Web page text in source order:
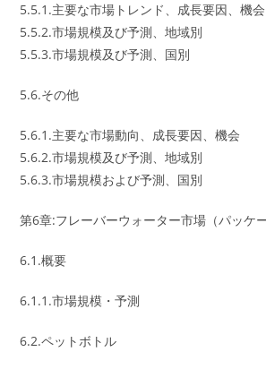
5.5.1.主要な市場トレンド、成長要因、機会
5.5.2.市場規模及び予測、地域別
5.5.3.市場規模及び予測、国別
5.6.その他
5.6.1.主要な市場動向、成長要因、機会
5.6.2.市場規模及び予測、地域別
5.6.3.市場規模および予測、国別
第6章:フレーバーウォーター市場（パッケ
6.1.概要
6.1.1.市場規模・予測
6.2.ペットボトル